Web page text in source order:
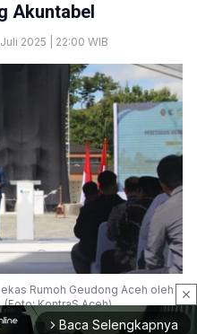
Akuntabel
2025 | 22:00 WIB
Rumoh Geudong Aceh oleh
KontraS Aceh)
close
arrow_forward_ios Baca Selengkapnya